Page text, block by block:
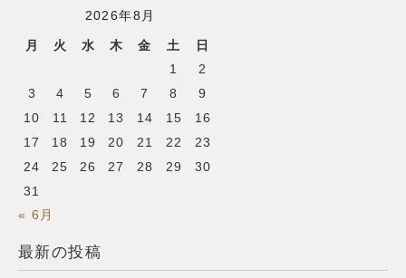
2026年8月
月 火 水 木 金 土 日
« 6月
1
2
3
4 5 6 7 8
9
10
11 12 13 14 15
16
17
18 19 20 21 22
23
24
25 26 27 28 29
30
31
最新の投稿